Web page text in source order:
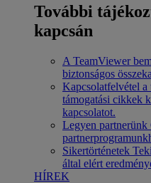
További
kapcsán
A TeamViewer
biztonságos
Kapcsolatfelvétel a
támogatási cikkek
kapcsolatot.
Legyen partnerünk
Sikertörténetek
által elért
HÍREK